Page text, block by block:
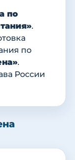
по
.
по
.
России